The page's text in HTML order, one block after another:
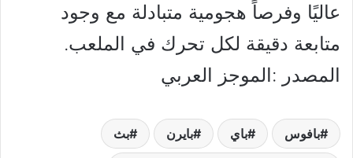
عاليًا وفرصاً هجومية متبادلة مع وجود
متابعة دقيقة لكل تحرك في الملعب.
المصدر :الموجز العربي
بافوس باي بايرن بث